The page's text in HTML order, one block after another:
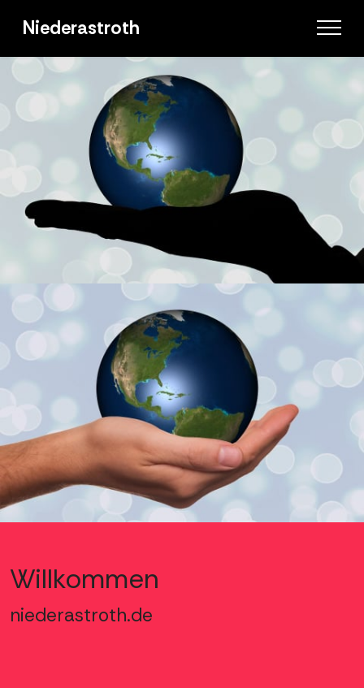
Niederastroth
Split
Willkommen
niederastroth.de